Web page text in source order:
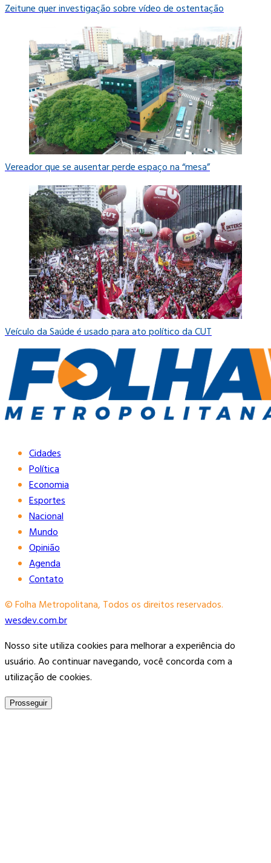
Zeitune quer investigação sobre vídeo de ostentação
Vereador que se ausentar perde espaço na “mesa”
Veículo da Saúde é usado para ato político da CUT
Cidades
Política
Economia
Esportes
Nacional
Mundo
Opinião
Agenda
Contato
© Folha Metropolitana, Todos os direitos reservados.
wesdev.com.br
Nosso site utiliza cookies para melhorar a experiência do
usuário. Ao continuar navegando, você concorda com a
utilização de cookies.
Prosseguir